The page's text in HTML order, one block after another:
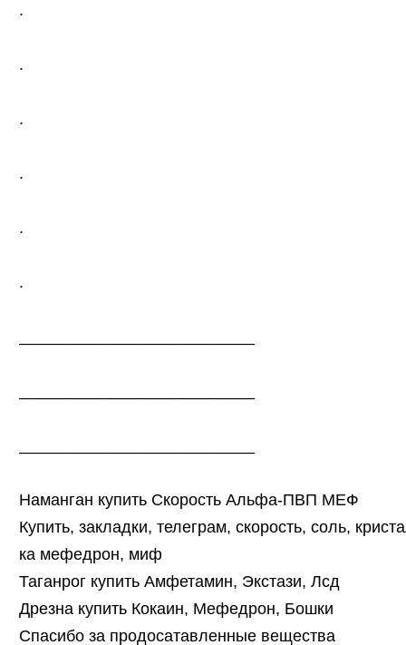
.
.
.
.
.
.
Наманган купить Скорость Альфа-ПВП МЕФ
Купить, закладки, телеграм, скорость, соль,
ка мефедрон, миф
Таганрог купить Амфетамин, Экстази, Лсд
Дрезна купить Кокаин, Мефедрон, Бошки
Спасибо за продосатавленные вещества